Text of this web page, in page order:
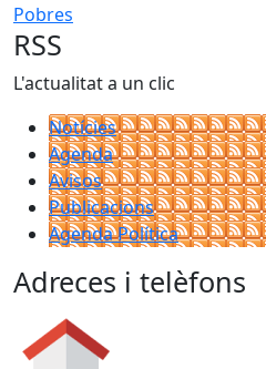
Pobres
RSS
L'actualitat a un clic
Notícies
Agenda
Avisos
Publicacions
Agenda Política
Adreces i telèfons